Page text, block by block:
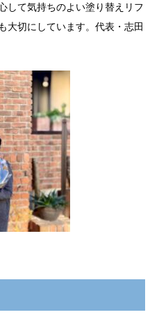
して気持ちのよい塗り替えリフ
大切にしています。代表・志田